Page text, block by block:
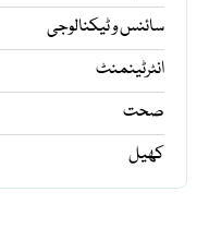
سائنس و ٹیکنالوجی
انٹرٹینمنٹ
صحت
کھیل